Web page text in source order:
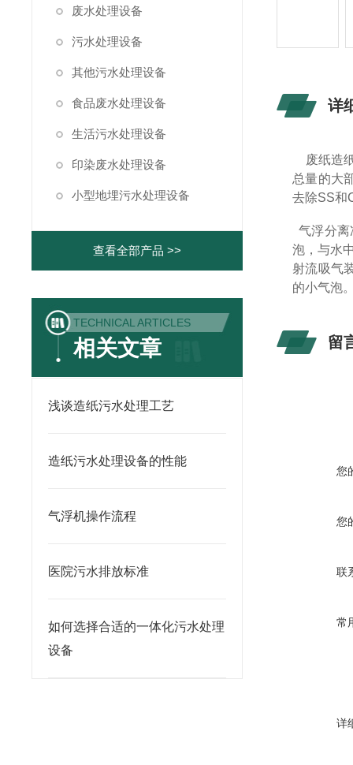
废水处理设备
污水处理设备
其他污水处理设备
食品废水处理设备
生活污水处理设备
印染废水处理设备
小型地埋污水处理设备
查看全部产品 >>
TECHNICAL ARTICLES
相关文章
浅谈造纸污水处理工艺
造纸污水处理设备的性能
气浮机操作流程
医院污水排放标准
如何选择合适的一体化污水处理
设备
详
废纸造
总量的大
去除SS和
气浮分离
泡，与水
射流吸气
的小气泡
留
您
您
联
常
详